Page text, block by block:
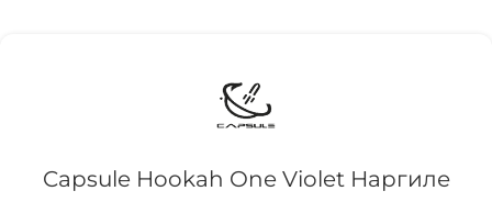
Capsule Hookah One Violet Наргиле